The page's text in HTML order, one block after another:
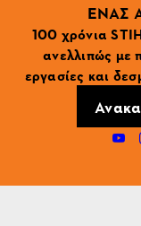
ΕΝΑΣ
100 χρόνια
ανελλιπώς με
εργασίες και